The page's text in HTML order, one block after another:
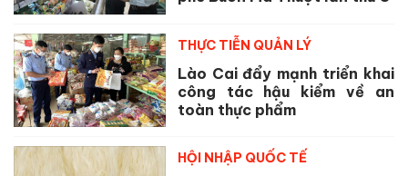
THỰC TIỄN QUẢN LÝ
Lào Cai đẩy mạnh triển khai
công tác hậu kiểm về an
toàn thực phẩm
HỘI NHẬP QUỐC TẾ